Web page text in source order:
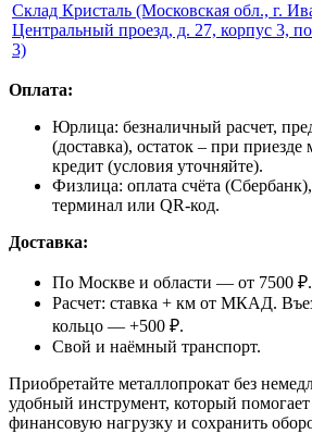
Склад Кристаль (Московская обл., г.
Центральный проезд, д. 27, корпус 3,
3)
Оплата:
Юрлица: безналичный расчет,
(доставка), остаток – при
кредит (условия уточняйте).
Физлица: оплата счёта
терминал или QR-код.
Доставка:
По Москве и области — от 7500 ₽.
Расчет: ставка + км от МКАД.
кольцо — +500 ₽.
Свой и наёмный транспорт.
Приобретайте металлопрокат без
удобный инструмент, который помогает
финансовую нагрузку и сохранить